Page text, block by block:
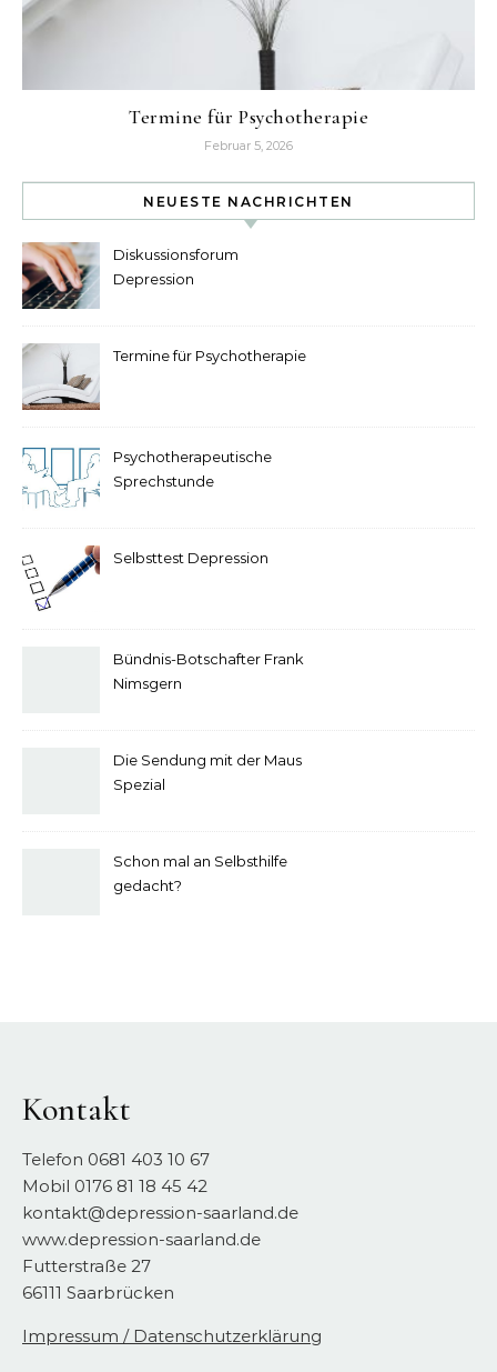
Termine für Psychotherapie
Februar 5, 2026
NEUESTE NACHRICHTEN
Diskussionsforum
Depression
Termine für Psychotherapie
Psychotherapeutische
Sprechstunde
Selbsttest Depression
Bündnis-Botschafter Frank
Nimsgern
Die Sendung mit der Maus
Spezial
Schon mal an Selbsthilfe
gedacht?
Kontakt
Telefon 0681 403 10 67
Mobil 0176 81 18 45 42
kontakt@depression-saarland.de
www.depression-saarland.de
Futterstraße 27
66111 Saarbrücken
Impressum / Datenschutzerklärung